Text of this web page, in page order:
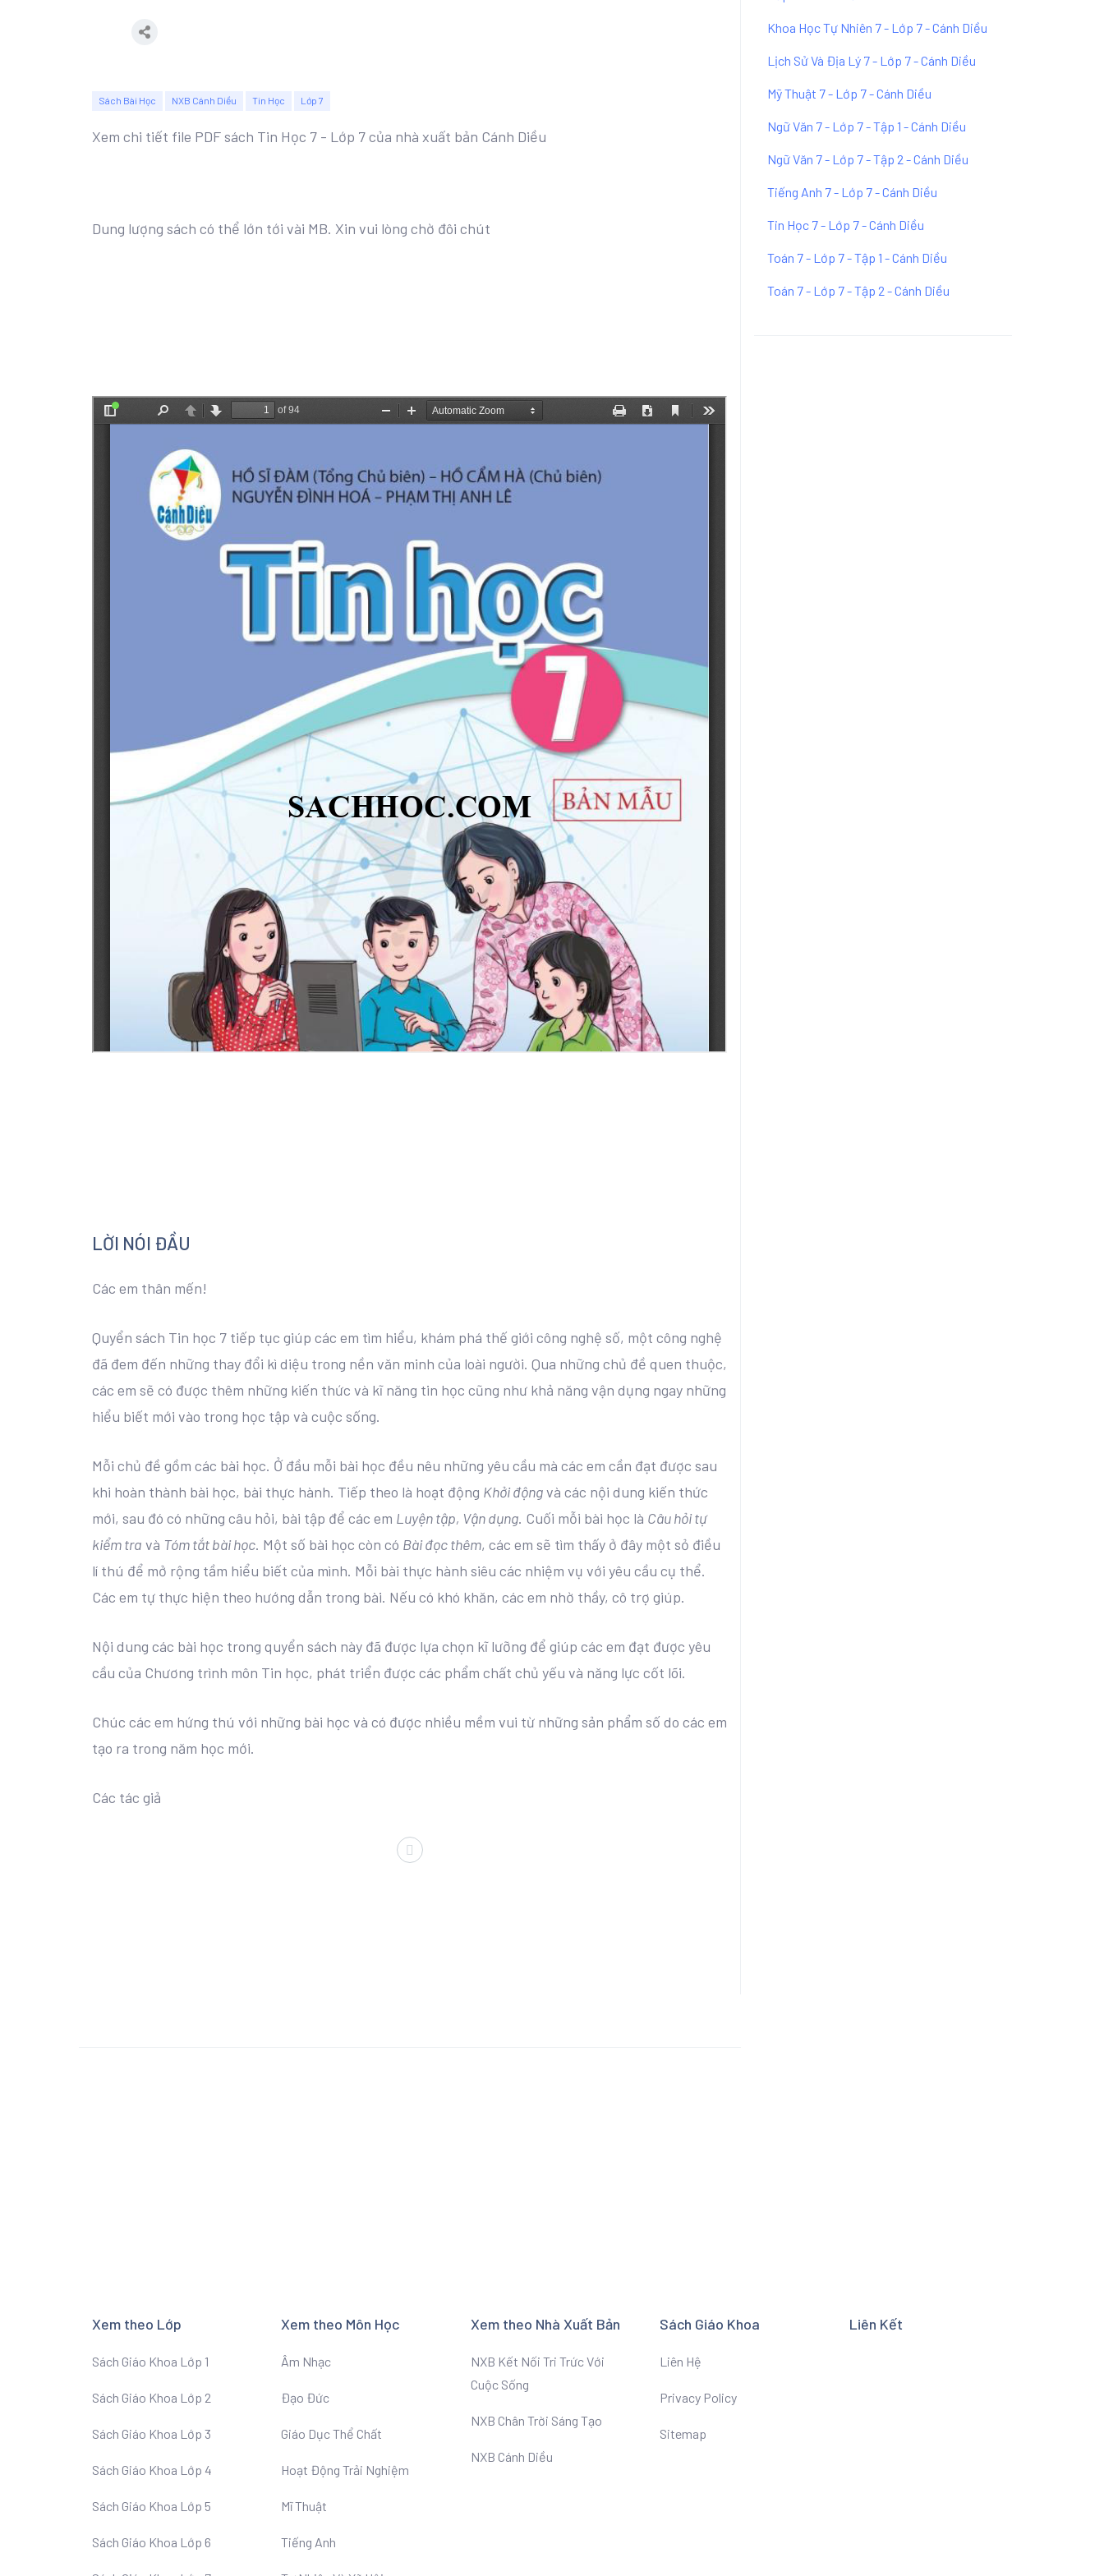
Sách Bài Học NXB Cánh Diều Tin Học Lớp 7
Xem chi tiết file PDF sách Tin Học 7 - Lớp 7 của nhà xuất bản Cánh Diều
Dung lượng sách có thể lớn tới vài MB. Xin vui lòng chờ đôi chút
LỜI NÓI ĐẦU
Các em thân mến!
Quyển sách Tin học 7 tiếp tục giúp các em tìm hiểu, khám phá thế giới công nghệ số, một công nghệ
đã đem đến những thay đổi kì diệu trong nền văn minh của loài người. Qua những chủ đề quen thuộc,
các em sẽ có được thêm những kiến thức và kĩ năng tin học cũng như khả năng vận dụng ngay những
hiểu biết mới vào trong học tập và cuộc sống.
Mỗi chủ đề gồm các bài học. Ở đầu mỗi bài học đều nêu những yêu cầu mà các em cần đạt được sau
khi hoàn thành bài học, bài thực hành. Tiếp theo là hoạt động Khởi độngvà các nội dung kiến thức
mới, sau đó có những câu hỏi, bài tập để các em Luyện tập, Vận dụng. Cuối mỗi bài học là Câu hỏi tự
kiểm tra và Tóm tắt bài học. Một số bài học còn có Bài đọc thêm, các em sẽ tìm thấy ở đây một sỏ điều
lí thú để mở rộng tầm hiểu biết của mình. Mỗi bài thực hành siêu các nhiệm vụ với yêu cầu cụ thể.
Các em tự thực hiện theo hướng dẫn trong bài. Nếu có khó khăn, các em nhờ thầy, cô trợ giúp.
Nội dung các bài học trong quyển sách này đã được lựa chọn kĩ lưỡng để giúp các em đạt được yêu
cầu của Chương trình môn Tin học, phát triển được các phẩm chất chủ yếu và năng lực cốt lõi.
Chúc các em hứng thú với những bài học và có được nhiều mềm vui từ những sản phẩm số do các em
tạo ra trong năm học mới.
Các tác giả
Khoa Học Tự Nhiên 7 - Lớp 7 - Cánh Diều
Lịch Sử Và Địa Lý 7 - Lớp 7 - Cánh Diều
Mỹ Thuật 7 - Lớp 7 - Cánh Diều
Ngữ Văn 7 - Lớp 7 - Tập 1 - Cánh Diều
Ngữ Văn 7 - Lớp 7 - Tập 2 - Cánh Diều
Tiếng Anh 7 - Lớp 7 - Cánh Diều
Tin Học 7 - Lớp 7 - Cánh Diều
Toán 7 - Lớp 7 - Tập 1 - Cánh Diều
Toán 7 - Lớp 7 - Tập 2 - Cánh Diều
Xem theo Lớp
Sách Giáo Khoa Lớp 1
Sách Giáo Khoa Lớp 2
Sách Giáo Khoa Lớp 3
Sách Giáo Khoa Lớp 4
Sách Giáo Khoa Lớp 5
Sách Giáo Khoa Lớp 6
Xem theo Môn Học
Âm Nhạc
Đạo Đức
Giáo Dục Thể Chất
Hoạt Động Trải Nghiệm
Mĩ Thuật
Tiếng Anh
Xem theo Nhà Xuất Bản
NXB Kết Nối Tri Trức Với
Cuộc Sống
NXB Chân Trời Sáng Tạo
NXB Cánh Diều
Sách Giáo Khoa
Liên Hệ
Privacy Policy
Sitemap
Liên Kết